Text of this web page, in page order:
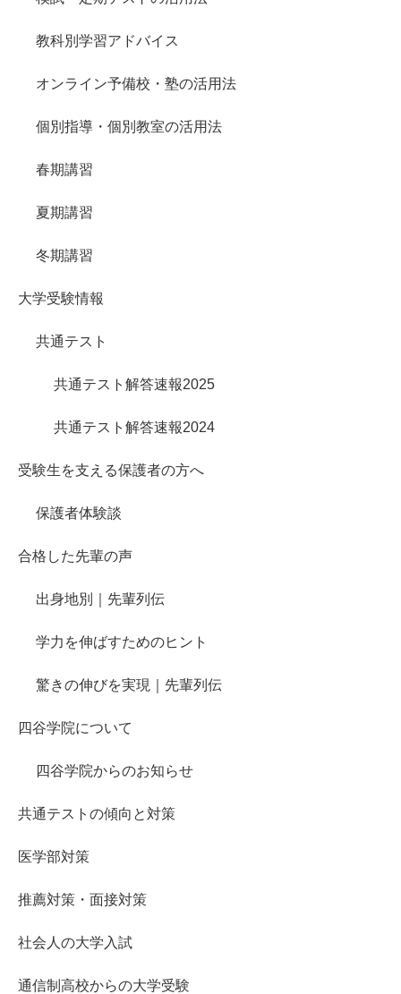
教科別学習アドバイス
オンライン予備校・塾の活用法
個別指導・個別教室の活用法
春期講習
夏期講習
冬期講習
大学受験情報
共通テスト
共通テスト解答速報2025
共通テスト解答速報2024
受験生を支える保護者の方へ
保護者体験談
合格した先輩の声
出身地別｜先輩列伝
学力を伸ばすためのヒント
驚きの伸びを実現｜先輩列伝
四谷学院について
四谷学院からのお知らせ
共通テストの傾向と対策
医学部対策
推薦対策・面接対策
社会人の大学入試
通信制高校からの大学受験